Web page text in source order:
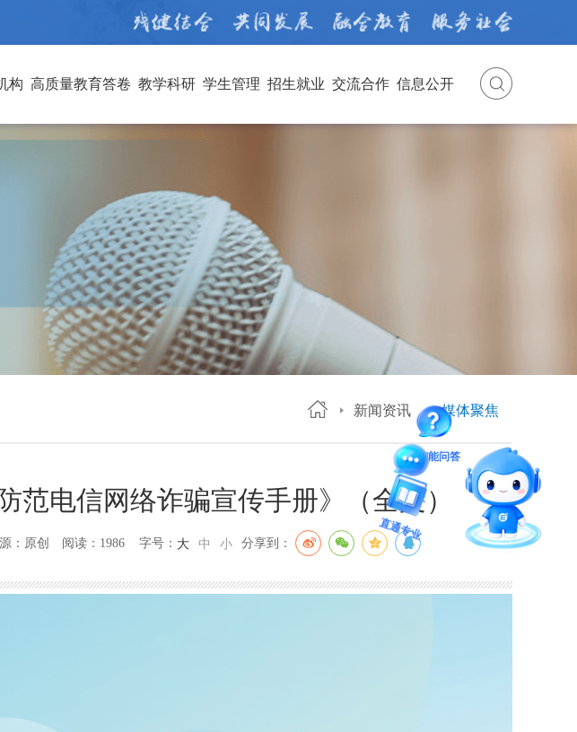
构 高质量教育答卷 教学科研 学生管理 招生就业 交流合作 信息公开
新闻资讯 媒体聚焦
范电信网络诈骗宣传手册》（全文）
：原创 阅读：1986 字号： 大 中 小 分享到：
智能问答
留言板
直通专业